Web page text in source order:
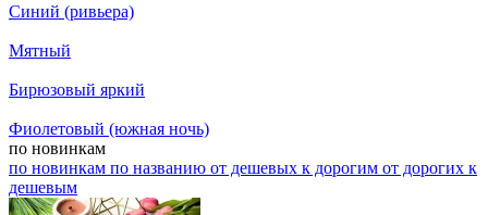
Синий (ривьера)
Мятный
Бирюзовый яркий
Фиолетовый (южная ночь)
по новинкам
по новинкам по названию от дешевых к дорогим от дорогих к
дешевым